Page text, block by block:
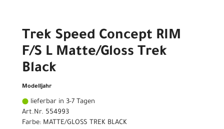
Trek Speed Concept RIM
F/S L Matte/Gloss Trek
Black
Modelljahr
lieferbar in 3-7 Tagen
Art.Nr. 554993
Farbe: MATTE/GLOSS TREK BLACK